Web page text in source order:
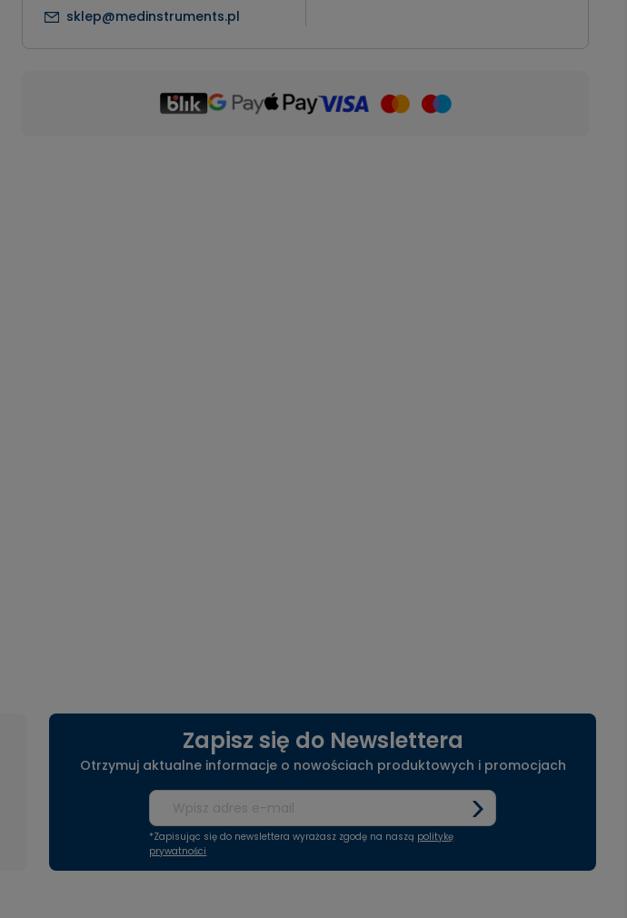
sklep@medinstruments.pl
Zapisz się do Newslettera
Otrzymuj aktualne informacje o nowościach produktowych i promocjach
*Zapisując się do newslettera wyrażasz zgodę na naszą politykę
prywatności